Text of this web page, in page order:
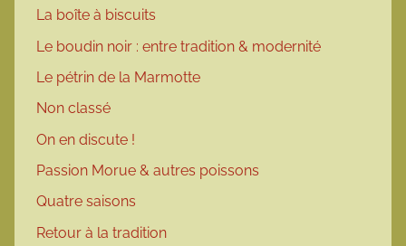
La boîte à biscuits
Le boudin noir : entre tradition & modernité
Le pétrin de la Marmotte
Non classé
On en discute !
Passion Morue & autres poissons
Quatre saisons
Retour à la tradition